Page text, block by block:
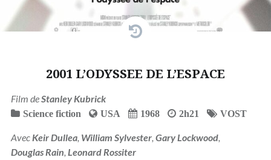
2001 L’ODYSSEE DE L’ESPACE
Film deStanley Kubrick
Science fiction USA 1968 2h21 VOST
AvecKeir Dullea, William Sylvester, Gary Lockwood,
Douglas Rain, Leonard Rossiter